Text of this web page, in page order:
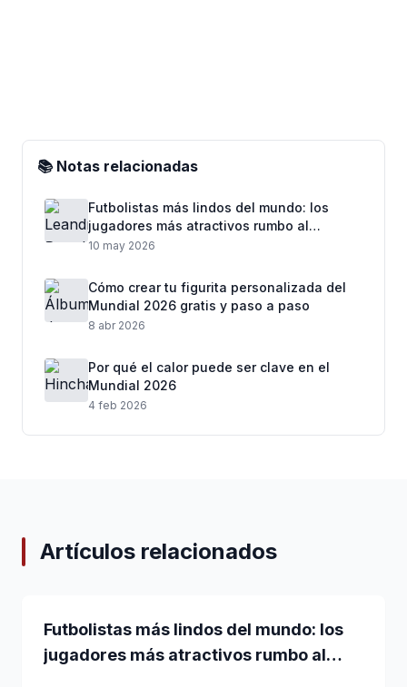
📚 Notas relacionadas
Futbolistas más lindos del mundo: los
jugadores más atractivos rumbo al
Mundial 2026
10 may 2026
Cómo crear tu figurita personalizada del
Mundial 2026 gratis y paso a paso
8 abr 2026
Por qué el calor puede ser clave en el
Mundial 2026
4 feb 2026
Artículos relacionados
Futbolistas más lindos del mundo: los
jugadores más atractivos rumbo al